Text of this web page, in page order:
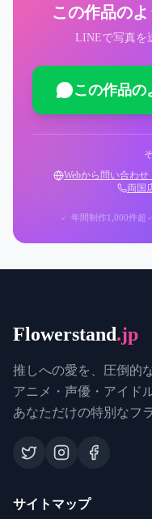
この作品の
LINEで写真を
この作品の
Webから問い合わせ
両国
✓ 年間制作1,000件超
Flowerstand.jp
推しへの愛を、圧倒的
アニメ・声優・アイド
あなただけの特別なフ
サイトマップ